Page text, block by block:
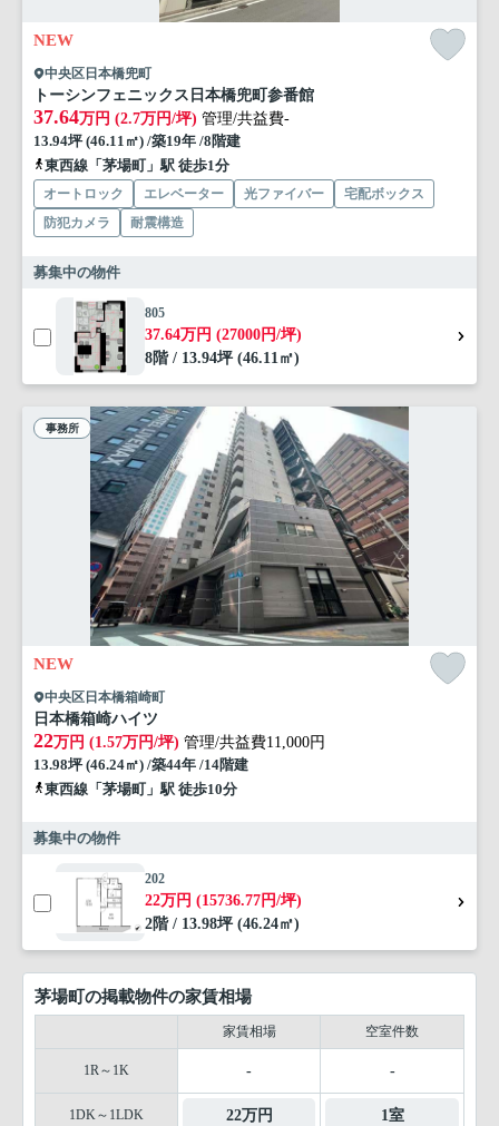
NEW
中央区日本橋兜町
トーシンフェニックス日本橋兜町参番館
37.64万円 (2.7万円/坪) 管理/共益費-
13.94坪 (46.11㎡) /築19年 /8階建
東西線「茅場町」駅 徒歩1分
オートロック エレベーター 光ファイバー
宅配ボックス
防犯カメラ
耐震構造
募集中の物件
805
37.64万円 (27000円/坪)
8階 / 13.94坪 (46.11㎡)
事務所
NEW
中央区日本橋箱崎町
日本橋箱崎ハイツ
22万円 (1.57万円/坪) 管理/共益費11,000円
13.98坪 (46.24㎡) /築44年 /14階建
東西線「茅場町」駅 徒歩10分
募集中の物件
202
22万円 (15736.77円/坪)
2階 / 13.98坪 (46.24㎡)
茅場町の掲載物件の家賃相場
家賃相場 空室件数
1R～1K - -
1DK～1LDK 22万円 1室